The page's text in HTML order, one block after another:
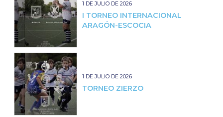
1 DE JULIO DE 2026
I TORNEO INTERNACIONAL
ARAGÓN-ESCOCIA
1 DE JULIO DE 2026
TORNEO ZIERZO